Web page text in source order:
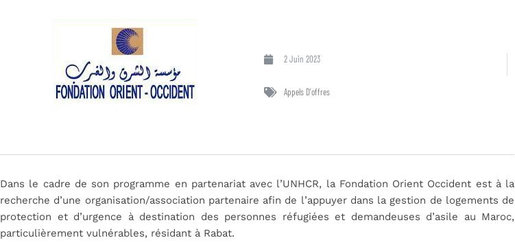
2 Juin 2023
Appels D'offres
Dans le cadre de son programme en partenariat avec l’UNHCR, la Fondation Orient Occident est à la
recherche d’une organisation/association partenaire afin de l’appuyer dans la gestion de logements de
protection et d’urgence à destination des personnes réfugiées et demandeuses d’asile au Maroc,
particulièrement vulnérables, résidant à Rabat.